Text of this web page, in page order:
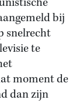
bij
snelrecht
te
moment de
dan zijn